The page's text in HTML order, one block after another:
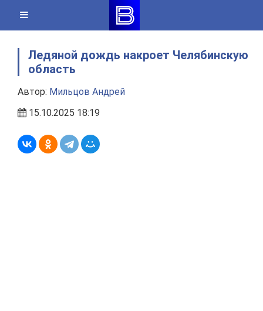
content
Ледяной дождь накроет Челябинскую
область
Автор: Мильцов Андрей
15.10.2025 18:19